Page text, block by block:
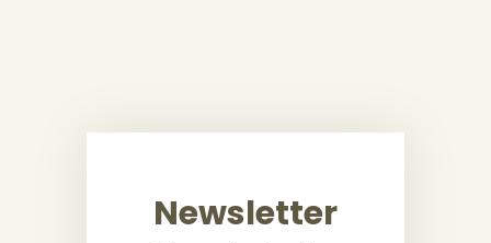
Newsletter